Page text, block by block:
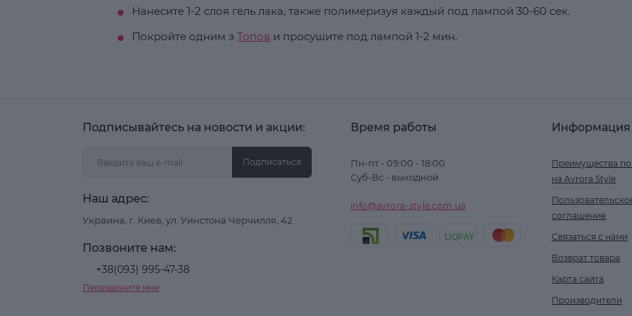
Нанесите 1-2 слоя гель лака, также полимеризуя каждый под лампой 30-60 сек.
Покройте одним з Топов и просушите под лампой 1-2 мин.
Подписывайтесь на новости и акции:
Подписаться
Наш адрес:
Украина, г. Киев, ул. Уинстона Черчилля, 42
Позвоните нам:
+38(093) 995-47-38
Перезвоните мне
Время работы
Пн-пт - 09:00 - 18:00
Суб-Вс - выходной
info@avrora-style.com.ua
Информация
Преимущества
на Avrora Style
соглашение
Связаться с нами
Возврат товара
Карта сайта
Производители